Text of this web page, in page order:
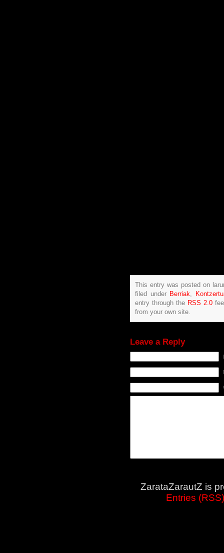
This entry was posted on
filed under Berriak
entry through the RSS 2.0
from your own site.
Leave a Reply
ZarataZarautZ is
Entries (RSS)